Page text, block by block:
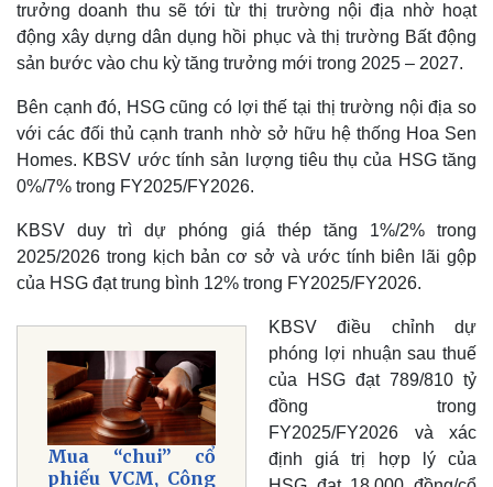
Thế giới
Quan sát
Cuộc sống đó đây
Multimedia
Video
Ảnh
trưởng doanh thu sẽ tới từ thị trường nội địa nhờ hoạt
động xây dựng dân dụng hồi phục và thị trường Bất động
sản bước vào chu kỳ tăng trưởng mới trong 2025 – 2027.
Bên cạnh đó, HSG cũng có lợi thế tại thị trường nội địa so
với các đối thủ cạnh tranh nhờ sở hữu hệ thống Hoa Sen
Homes. KBSV ước tính sản lượng tiêu thụ của HSG tăng
0%/7% trong FY2025/FY2026.
KBSV duy trì dự phóng giá thép tăng 1%/2% trong
2025/2026 trong kịch bản cơ sở và ước tính biên lãi gộp
của HSG đạt trung bình 12% trong FY2025/FY2026.
Mua “chui” cổ
phiếu VCM, Công
KBSV điều chỉnh dự
phóng lợi nhuận sau thuế
của HSG đạt 789/810 tỷ
đồng trong
FY2025/FY2026 và xác
định giá trị hợp lý của